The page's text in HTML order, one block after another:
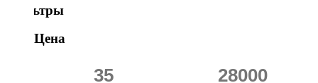
Фильтры
Цена